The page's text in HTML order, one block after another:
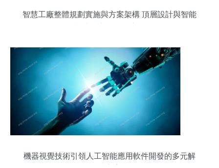
智慧工廠整體規劃實施與方案架構 頂層設計與智能
機器視覺技術引領人工智能應用軟件開發的多元解